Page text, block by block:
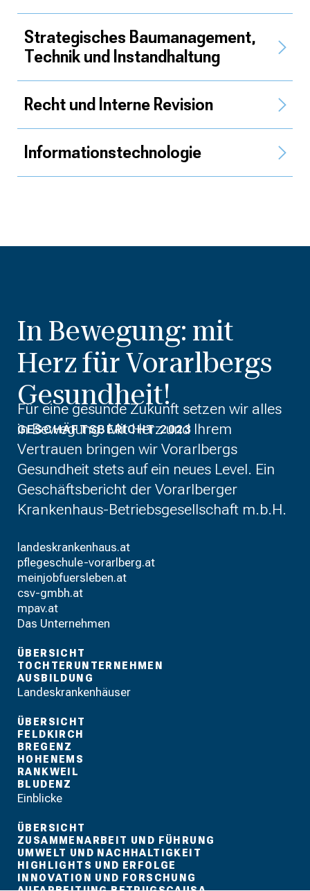
Strategisches Baumanagement,
Technik und Instandhaltung
Recht und Interne Revision
Informationstechnologie
In Bewegung: mit
Herz für Vorarlbergs
Gesundheit!
GESCHÄFTSBERICHT 2023
Für eine gesunde Zukunft setzen wir alles
in Bewegung. Mit Herz und Ihrem
Vertrauen bringen wir Vorarlbergs
Gesundheit stets auf ein neues Level. Ein
Geschäftsbericht der Vorarlberger
Krankenhaus-Betriebsgesellschaft m.b.H.
landeskrankenhaus.at
pflegeschule-vorarlberg.at
meinjobfuersleben.at
csv-gmbh.at
mpav.at
Das Unternehmen
ÜBERSICHT
TOCHTERUNTERNEHMEN
AUSBILDUNG
Landeskrankenhäuser
ÜBERSICHT
FELDKIRCH
BREGENZ
HOHENEMS
RANKWEIL
BLUDENZ
Einblicke
ÜBERSICHT
ZUSAMMENARBEIT UND FÜHRUNG
UMWELT UND NACHHALTIGKEIT
HIGHLIGHTS UND ERFOLGE
INNOVATION UND FORSCHUNG